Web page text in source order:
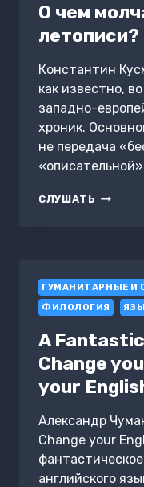
О чем
летописи?
Константин
как известно,
западно-
хроник.
не передача
СЛУШАТЬ О
ГУМАНИТАРНЫЕ И
ФИЛОЛОГИЯ
A
Change
your
Александр
Сhange your
английского